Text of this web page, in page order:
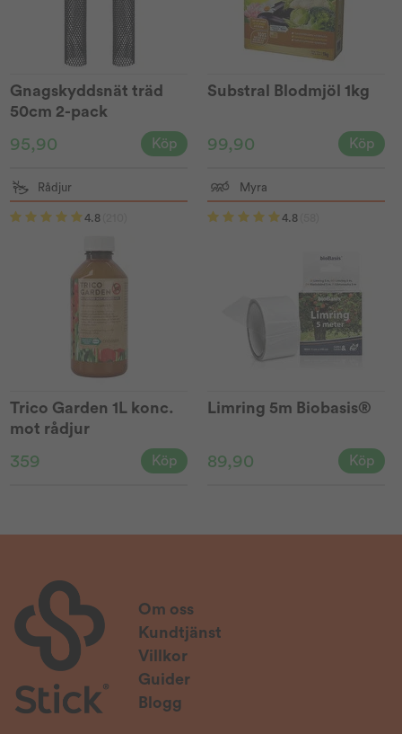
Gnagskyddsnät träd
50cm 2-pack
95,90 Köp
Substral Blodmjöl 1kg
99,90 Köp
Rådjur
4.8
Trico Garden 1L konc.
mot rådjur
359 Köp
Myra
4.8
Limring 5m Biobasis®
89,90 Köp
Om oss
Kundtjänst
Villkor
Guider
Blogg